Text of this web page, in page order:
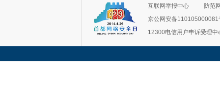
互联网举报中心
防范
京公网安备110105000081
12300电信用户申诉受理中